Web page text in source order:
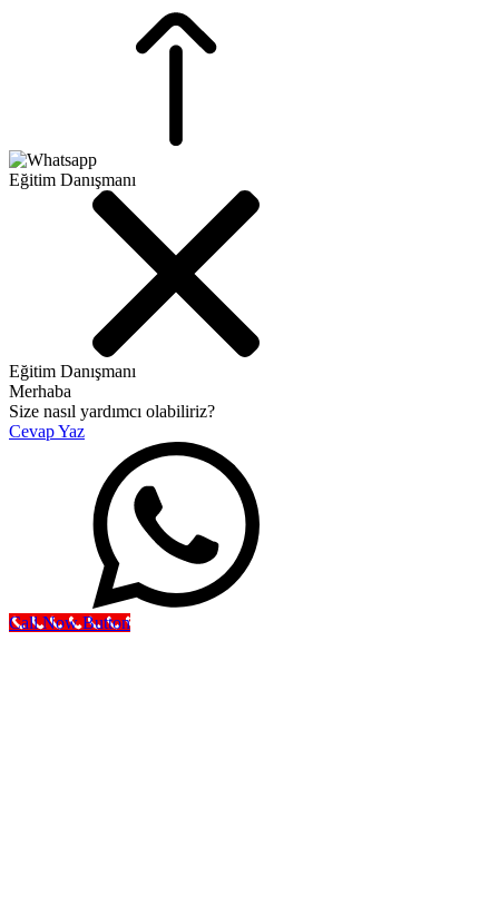
Eğitim Danışmanı
Eğitim Danışmanı
Merhaba
Size nasıl yardımcı olabiliriz?
Cevap Yaz
Call Now Button